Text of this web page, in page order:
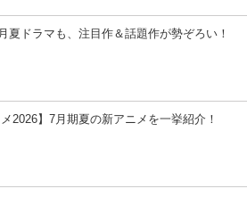
夏ドラマも、注目作＆話題作が勢ぞろい！
メ2026】7月期夏の新アニメを一挙紹介！